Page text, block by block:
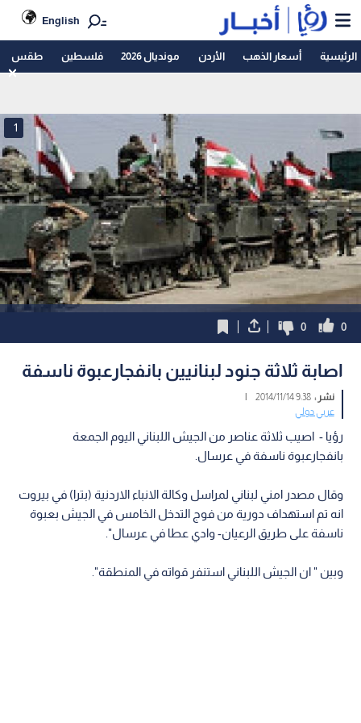
English
الرئيسية أسعار الذهب الأردن مونديال 2026 فلسطين طقس
1
0
0
اصابة ثلاثة جنود لبنانيين بانفجارعبوة ناسفة
نشر :9:38 2014/11/14
|
عربي دولي
رؤيا - اصيب ثلاثة عناصر من الجيش اللبناني اليوم الجمعة
بانفجارعبوة ناسفة في عرسال.
وقال مصدر امني لبناني لمراسل وكالة الانباء الاردنية (بترا) في بيروت
انه تم استهداف دورية من فوج التدخل الخامس في الجيش بعبوة
ناسفة على طريق الرعيان- وادي عطا في عرسال".
وبين " ان الجيش اللبناني استنفر قواته في المنطقة".